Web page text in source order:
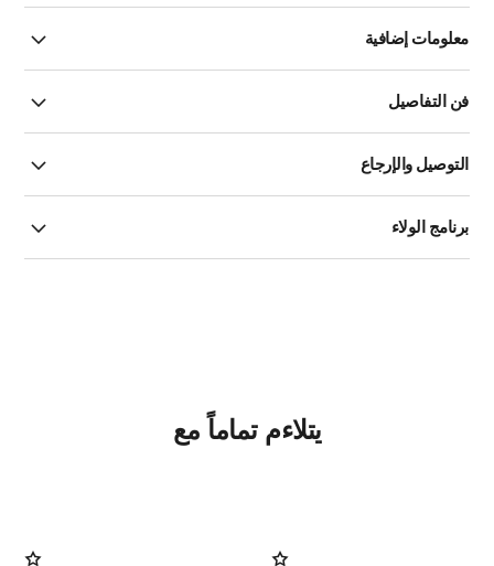
معلومات إضافية
فن التفاصيل
التوصيل والإرجاع
برنامج الولاء
يتلاءم تماماً مع